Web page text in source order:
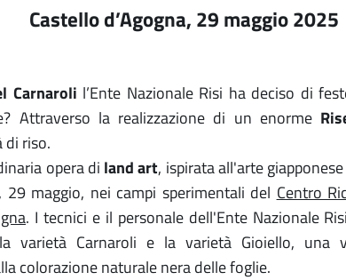
Castello d’Agogna, 29 maggio 2025
Carnaroli l’Ente Nazionale Risi ha deciso di
Attraverso la realizzazione di un enorme
di riso.
opera di land art, ispirata all'arte
29 maggio, nei campi sperimentali del Centro
. I tecnici e il personale dell'Ente Nazionale
varietà Carnaroli e la varietà Gioiello, una
colorazione naturale nera delle foglie.